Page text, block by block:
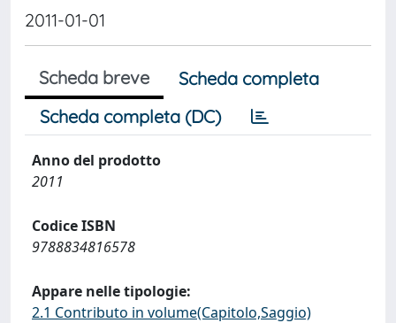
2011-01-01
Scheda breve
Scheda completa
Scheda completa (DC)
Anno del prodotto
2011
Codice ISBN
9788834816578
Appare nelle tipologie:
2.1 Contributo in volume(Capitolo,Saggio)